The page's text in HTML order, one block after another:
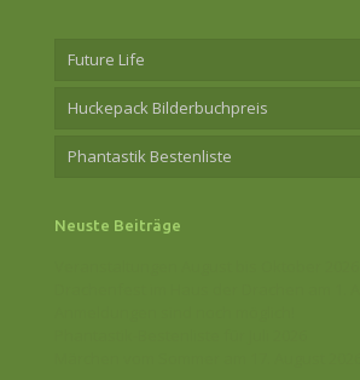
Future Life
Huckepack Bilderbuchpreis
Phantastik Bestenliste
Neuste Beiträge